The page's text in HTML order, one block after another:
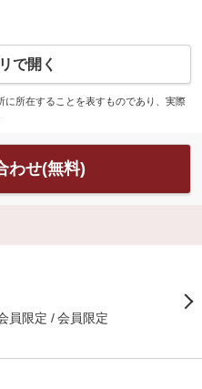
で開く
所在することを表すものであり、実際
わせ(無料)
員限定 会員限定